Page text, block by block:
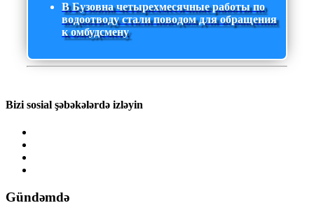
В Бузовна четырехмесячные работы по
водоотводу стали поводом для обращения
к омбудсмену
Bizi sosial şəbəkələrdə izləyin
Gündəmdə